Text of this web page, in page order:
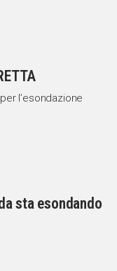
l’esondazione
sta esondando